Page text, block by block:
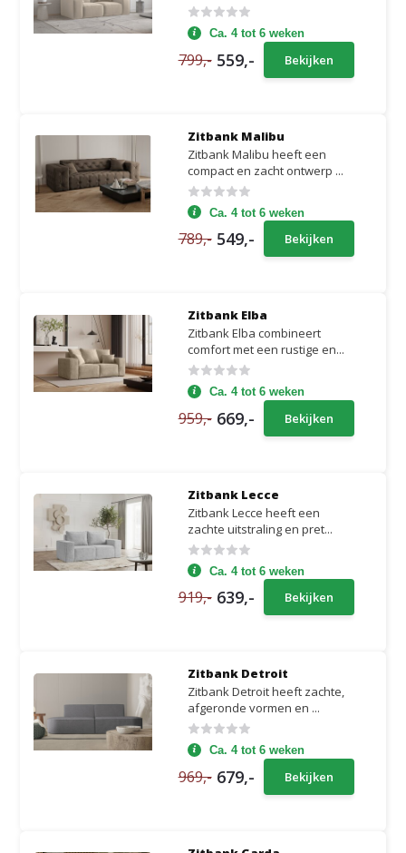
Ca. 4 tot 6 weken
799,- 559,- Bekijken
Zitbank Malibu
Zitbank Malibu heeft een
compact en zacht ontwerp ...
Ca. 4 tot 6 weken
789,- 549,- Bekijken
Zitbank Elba
Zitbank Elba combineert
comfort met een rustige en...
Ca. 4 tot 6 weken
959,- 669,- Bekijken
Zitbank Lecce
Zitbank Lecce heeft een
zachte uitstraling en pret...
Ca. 4 tot 6 weken
919,- 639,- Bekijken
Zitbank Detroit
Zitbank Detroit heeft zachte,
afgeronde vormen en ...
Ca. 4 tot 6 weken
969,- 679,- Bekijken